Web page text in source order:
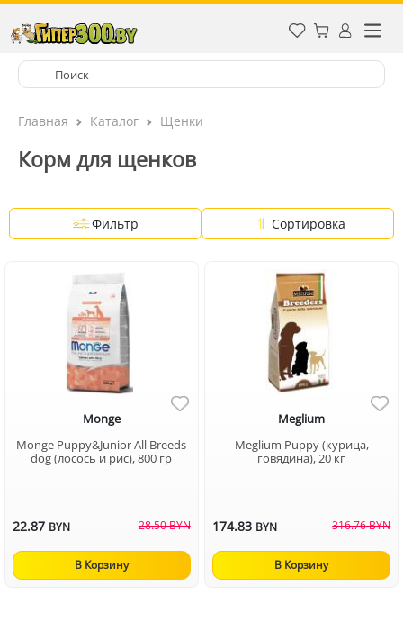
Главная Каталог Щенки
Корм для щенков
Фильтр Сортировка
Monge
Monge Puppy&Junior All Breeds
dog (лосось и рис), 800 гр
22.87 BYN 28.50 BYN
В Корзину
Meglium
Meglium Puppy (курица,
говядина), 20 кг
174.83 BYN 316.76 BYN
В Корзину